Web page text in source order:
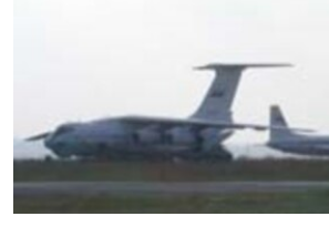
ЭЕ/АРнун бардык сайттары